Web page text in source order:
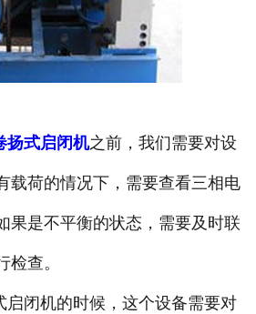
扬式启闭机之前，我们需要对设
载荷的情况下，需要查看三相电
果是不平衡的状态，需要及时联
检查。
闭机的时候，这个设备需要对